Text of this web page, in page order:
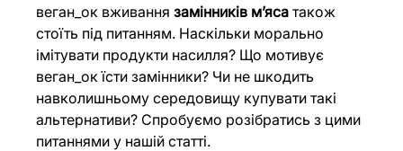
веган_ок вживання замінників м’яса також
стоїть під питанням. Наскільки морально
імітувати продукти насилля? Що мотивує
веган_ок їсти замінники? Чи не шкодить
навколишньому середовищу купувати такі
альтернативи? Спробуємо розібратись з цими
питаннями у нашій статті.